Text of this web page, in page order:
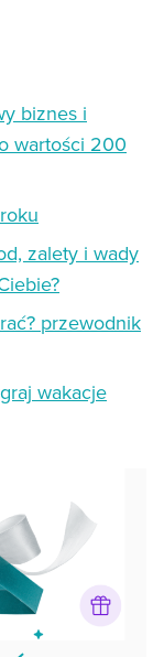
biznes i
wartości 200
zalety i wady
przewodnik
wakacje